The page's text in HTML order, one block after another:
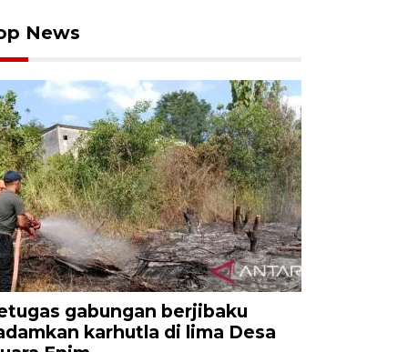
News
gabungan berjibaku
karhutla di lima Desa